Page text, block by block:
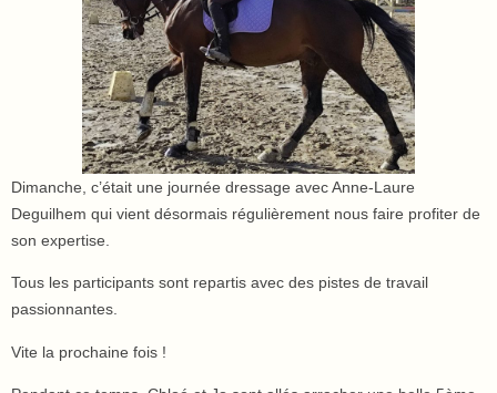
Dimanche, c’était une journée dressage avec Anne-Laure
Deguilhem qui vient désormais régulièrement nous faire profiter de
son expertise.
Tous les participants sont repartis avec des pistes de travail
passionnantes.
Vite la prochaine fois !